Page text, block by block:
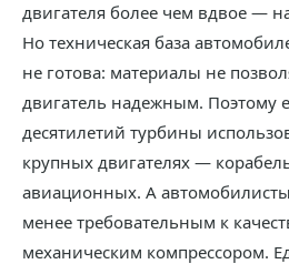
двигателя более чем вдвое —
Но техническая база
не готова: материалы не
двигатель надежным. Поэтому
десятилетий турбины
крупных двигателях —
авиационных. А
менее требовательным к
механическим компрессором.